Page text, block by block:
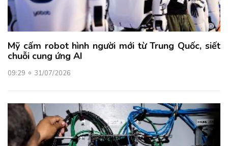
Mỹ cấm robot hình người mới từ Trung Quốc, siết
chuỗi cung ứng AI
09:29 31/07/2026